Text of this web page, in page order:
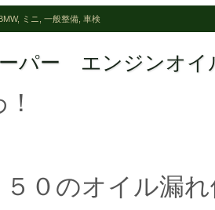
, ミニ 一般整備 車検
ーパー エンジンオ
０のオイル漏